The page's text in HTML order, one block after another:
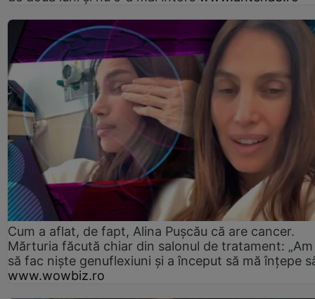
Cum a aflat, de fapt, Alina Pușcău că are cancer.
Mărturia făcută chiar din salonul de tratament:
să fac niște genuflexiuni și a început să mă înțepe
www.wowbiz.ro